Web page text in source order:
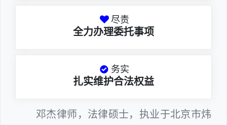
尽责
全力办理委托事项
务实
扎实维护合法权益
邓杰律师，法律硕士，执业于北京市炜